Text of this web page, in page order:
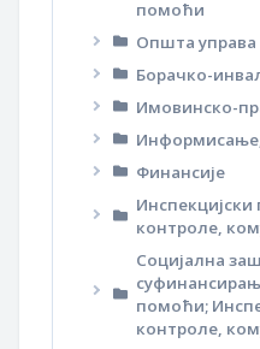
помоћи
Општа управа
Борачко-
Имовинско-
Финансије
контроле,
Социјална
помоћи;
контроле,